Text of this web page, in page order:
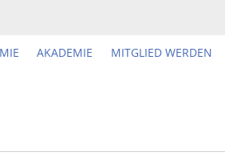
AKADEMIE
MITGLIED WERDEN